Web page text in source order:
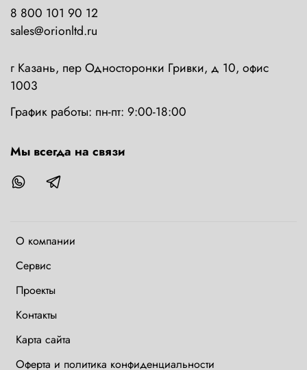
О компании
Сервис
Проекты
Контакты
Карта сайта
Оферта и политика конфиденциальности
8 800 101 90 12
sales@orionltd.ru
г Казань, пер Односторонки Гривки, д 10, офис
1003
График работы: пн-пт: 9:00-18:00
Мы всегда на связи